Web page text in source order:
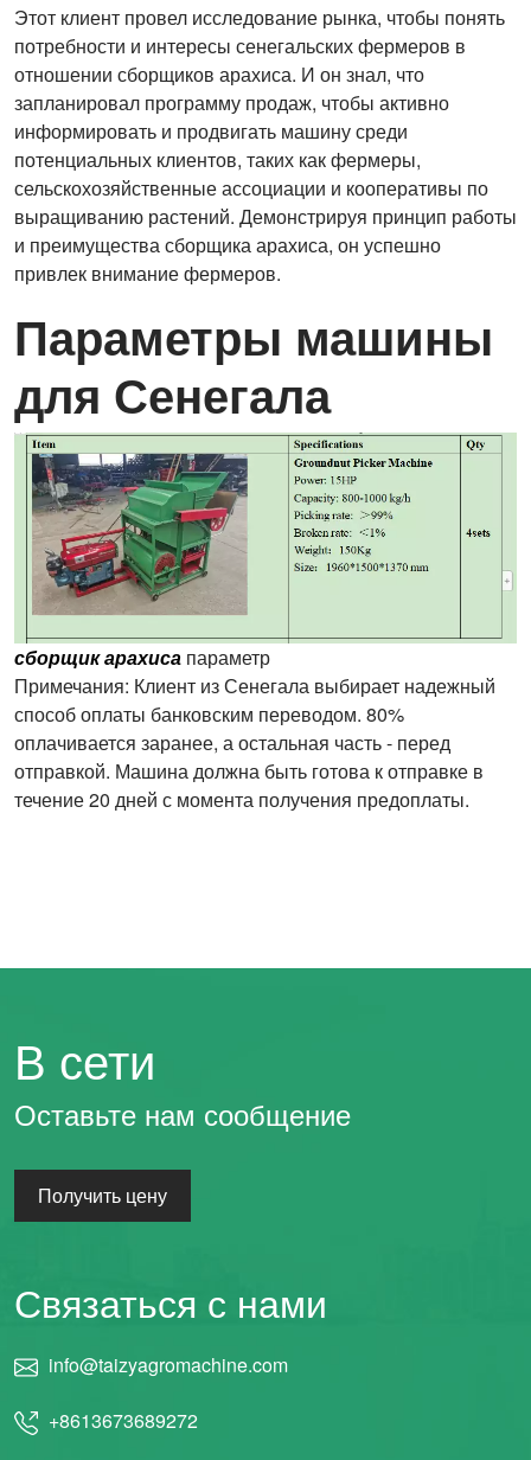
Этот клиент провел исследование рынка, чтобы понять
потребности и интересы сенегальских фермеров в
отношении сборщиков арахиса. И он знал, что
запланировал программу продаж, чтобы активно
информировать и продвигать машину среди
потенциальных клиентов, таких как фермеры,
сельскохозяйственные ассоциации и кооперативы по
выращиванию растений. Демонстрируя принцип работы
и преимущества сборщика арахиса, он успешно
привлек внимание фермеров.
Параметры машины
для Сенегала
сборщик арахиса параметр
Примечания: Клиент из Сенегала выбирает надежный
способ оплаты банковским переводом. 80%
оплачивается заранее, а остальная часть - перед
отправкой. Машина должна быть готова к отправке в
течение 20 дней с момента получения предоплаты.
В сети
Оставьте нам сообщение
Получить цену
Связаться с нами
info@taizyagromachine.com
+8613673689272